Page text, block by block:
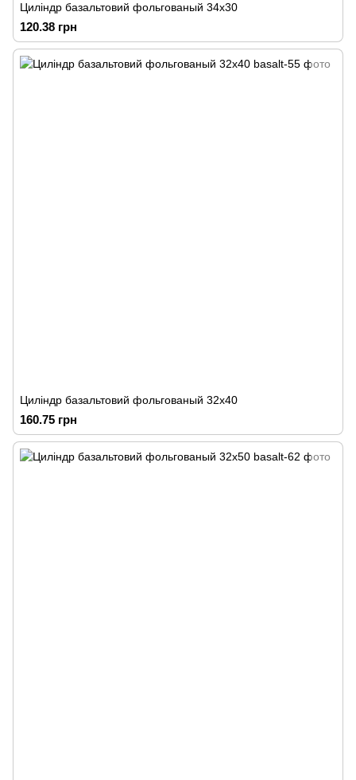
Циліндр базальтовий фольгованый 34х30
120.38 грн
Циліндр базальтовий фольгованый 32х40
160.75 грн